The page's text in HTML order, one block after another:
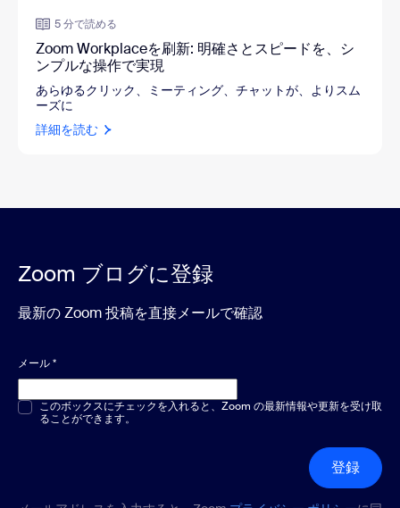
5 分で読める
Zoom Workplaceを刷新: 明確さとスピードを、シ
ンプルな操作で実現
あらゆるクリック、ミーティング、チャットが、よりスム
ーズに
詳細を読む
Zoom ブログに登録
最新の Zoom 投稿を直接メールで確認
メール*
複数選択または単一選択*
このボックスにチェックを入れると、Zoom の最新情報や更新を受け取
ることができます。
登録